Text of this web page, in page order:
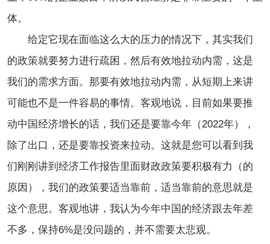
体。
给定它现在面临这么大的压力的情况下，其实我们
的政策就要努力进行疏困，然后有效地拉动内需，这是
我们的需求方面。那要有效地拉动内需，从短期上来讲
可能也不是一件容易的事情。客观地说，目前如果要推
动中国经济增长的话，我们还是要靠今年（2022年），
除了出口，还是要靠投资来拉动。这就是您可以看到我
们刚刚讲到经济工作报告里面财政政策要积极有力（的
原因），我们的政策要适当靠前，适当靠前的意思就是
这个意思。 客观地讲，我认为今年中国的经济跟去年差
不多，保持6%是没问题的，并不需要太悲观。